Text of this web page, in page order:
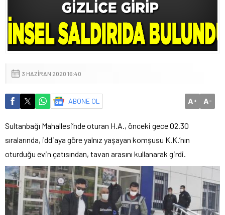
3 HAZIRAN 2020 16:40
ABONE OL A+ A-
Sultanbağı Mahallesi’nde oturan H.A., önceki gece 02.30
sıralarında, iddiaya göre yalnız yaşayan komşusu K.K.’nın
oturduğu evin çatısından, tavan arasını kullanarak girdi.